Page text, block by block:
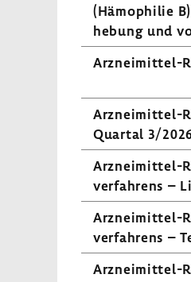
(Hämo­philie
he­bung und
Arzneimittel-​
Arzneimittel-​
Quartal 3/
Arzneimittel-​
ver­fah­rens –
Arzneimittel-​
ver­fah­rens –
Arzneimittel-​